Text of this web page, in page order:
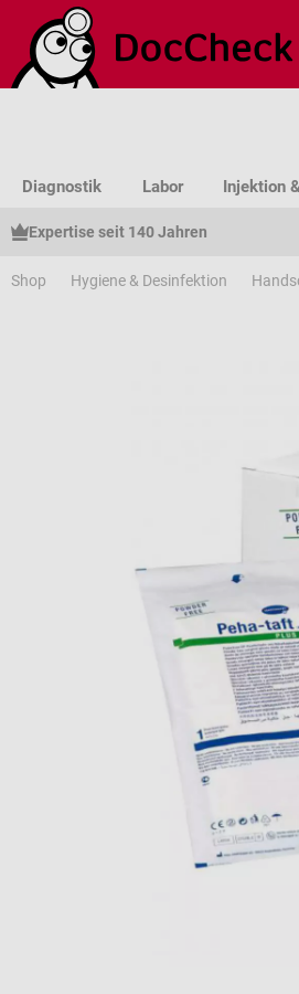
Hauptinhalt springen
Zur Suche springen
Zur Hauptnavigation springen
Diagnostik Labor Injektion
Expertise seit 140 Jahren
Shop Hygiene & Desinfektion